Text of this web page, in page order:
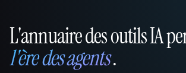
That AI Collection
L'annuaire des outils IA
l'ère des agents.